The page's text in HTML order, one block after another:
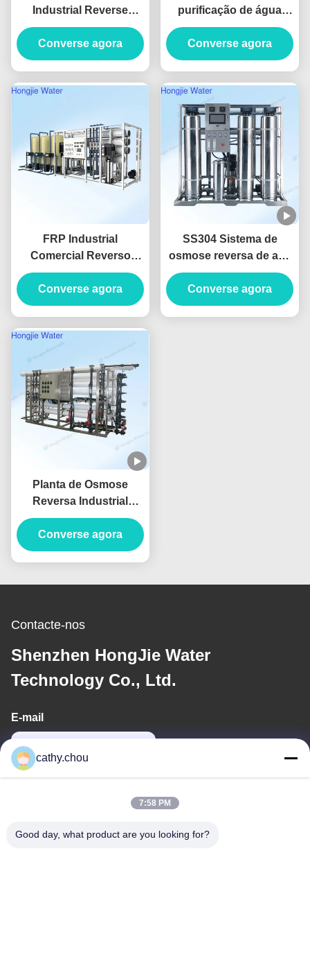
Industrial Reverse
Osmosis Water System
Produced For Ultrapure
Water
Converse agora
purificação de água
industrial RO de grande
escala 130m3/H
380V/220V
Converse agora
FRP Industrial
Comercial Reverso
Osmose Tratamento de
Água Instalação
personalizável
Converse agora
SS304 Sistema de
osmose reversa de aço
inoxidável 1500L/H para
purificação de água de
alimentos e bebidas
Converse agora
Planta de Osmose
Reversa Industrial
Totalmente Automática
50m3/H Sistema de
Filtração de Água por
Converse agora
Contacte-nos
Shenzhen HongJie Water
Technology Co., Ltd.
E-mail
cathy.chou
7:58 PM
Good day, what product are you looking for?